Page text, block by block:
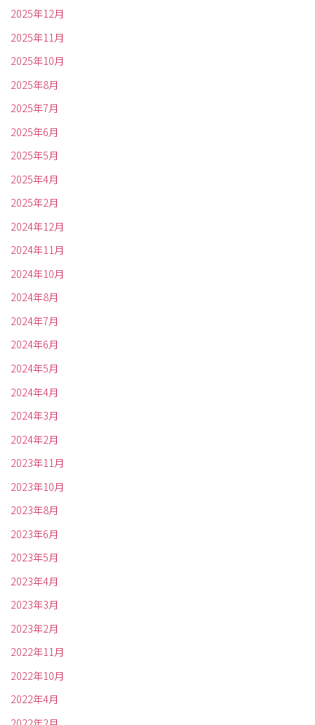
2025年12月
2025年11月
2025年10月
2025年8月
2025年7月
2025年6月
2025年5月
2025年4月
2025年2月
2024年12月
2024年11月
2024年10月
2024年8月
2024年7月
2024年6月
2024年5月
2024年4月
2024年3月
2024年2月
2023年11月
2023年10月
2023年8月
2023年6月
2023年5月
2023年4月
2023年3月
2023年2月
2022年11月
2022年10月
2022年4月